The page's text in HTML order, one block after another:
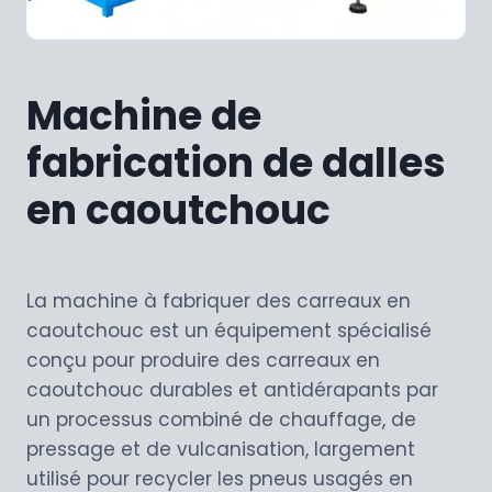
Machine de
fabrication de dalles
en caoutchouc
La machine à fabriquer des carreaux en
caoutchouc est un équipement spécialisé
conçu pour produire des carreaux en
caoutchouc durables et antidérapants par
un processus combiné de chauffage, de
pressage et de vulcanisation, largement
utilisé pour recycler les pneus usagés en